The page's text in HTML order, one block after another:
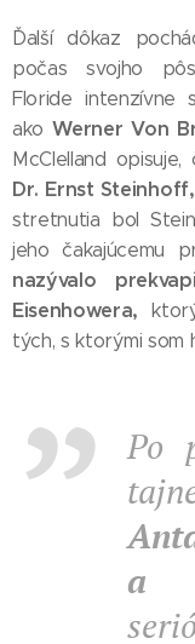
Ďalší dôkaz
počas svojho
Floride intenzívne
akoWerner Von
McClelland
Dr. Ernst Steinhoff,
stretnutia bol
jeho čakajúcemu
nazývalo
Eisenhowera,
tých, s ktorými som
Po
a